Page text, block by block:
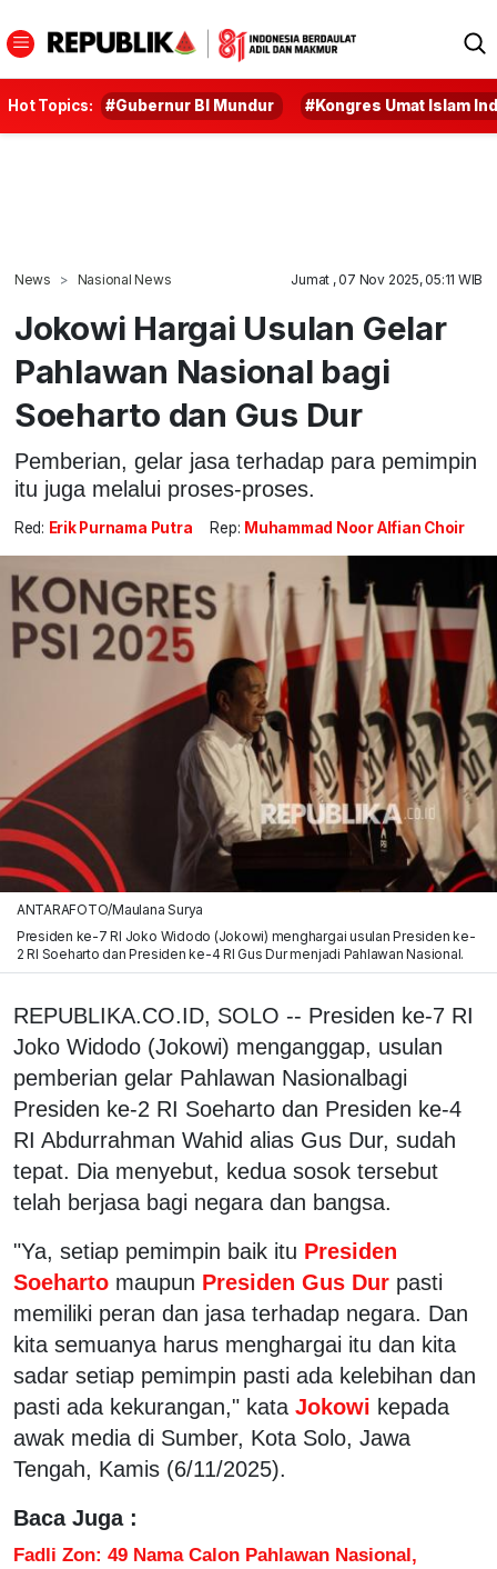
Hot Topics: #Gubernur BI Mundur #Kongres Umat Islam
News Nasional News Jumat , 07 Nov 2025, 05:11 WIB
Jokowi Hargai Usulan Gelar
Pahlawan Nasional bagi
Soeharto dan Gus Dur
Pemberian, gelar jasa terhadap para pemimpin
itu juga melalui proses-proses.
Red: Erik Purnama Putra Rep: Muhammad Noor Alfian Choir
ANTARAFOTO/Maulana Surya
Presiden ke-7 RI Joko Widodo (Jokowi) menghargai usulan Presiden ke-
2 RI Soeharto dan Presiden ke-4 RI Gus Dur menjadi Pahlawan Nasional.
REPUBLIKA.CO.ID, SOLO -- Presiden ke-7 RI
Joko Widodo (Jokowi) menganggap, usulan
pemberian gelar Pahlawan Nasionalbagi
Presiden ke-2 RI Soeharto dan Presiden ke-4
RI Abdurrahman Wahid alias Gus Dur, sudah
tepat. Dia menyebut, kedua sosok tersebut
telah berjasa bagi negara dan bangsa.
"Ya, setiap pemimpin baik itu Presiden
Soeharto maupun Presiden Gus Dur pasti
memiliki peran dan jasa terhadap negara. Dan
kita semuanya harus menghargai itu dan kita
sadar setiap pemimpin pasti ada kelebihan dan
pasti ada kekurangan," kata Jokowi kepada
awak media di Sumber, Kota Solo, Jawa
Tengah, Kamis (6/11/2025).
Baca Juga :
Fadli Zon: 49 Nama Calon Pahlawan Nasional,